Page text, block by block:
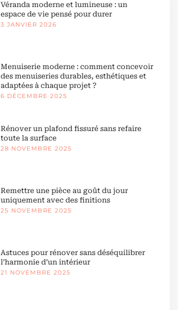
Véranda moderne et lumineuse : un
espace de vie pensé pour durer
3 JANVIER 2026
Menuiserie moderne : comment concevoir
des menuiseries durables, esthétiques et
adaptées à chaque projet ?
6 DÉCEMBRE 2025
Rénover un plafond fissuré sans refaire
toute la surface
28 NOVEMBRE 2025
Remettre une pièce au goût du jour
uniquement avec des finitions
25 NOVEMBRE 2025
Astuces pour rénover sans déséquilibrer
l’harmonie d’un intérieur
21 NOVEMBRE 2025